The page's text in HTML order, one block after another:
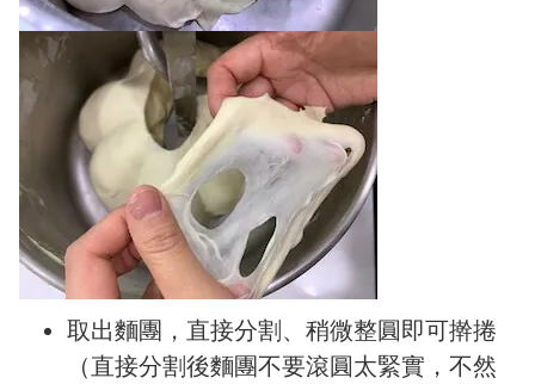
取出麵團，直接分割、稍微整圓即可擀捲
（直接分割後麵團不要滾圓太緊實，不然